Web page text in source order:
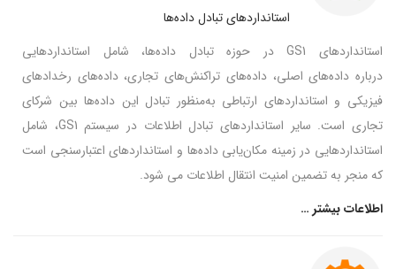
استانداردهای تبادل داده‌ها
استانداردهای GS1‌ در حوزه تبادل داده‌ها، شامل استانداردهایی
درباره داده‌های اصلی، داده‌های تراکنش‌های تجاری، داده‌های رخدادهای
فیزیکی و استانداردهای ارتباطی به‌منظور تبادل این داده‌ها بین شرکای
تجاری است. سایر استانداردهای تبادل اطلاعات در سیستم GS1، شامل
استانداردهایی در زمینه مکان‌یابی داده‌ها و استانداردهای اعتبارسنجی است
که منجر به تضمین امنیت انتقال اطلاعات می شود.
اطلاعات بیشتر …